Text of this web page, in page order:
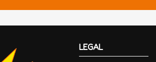
LEGAL